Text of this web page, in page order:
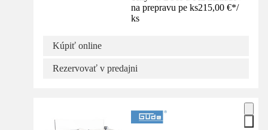
na prepravu pe ks215,00 €*/
ks
Kúpiť online
Rezervovať v predajni